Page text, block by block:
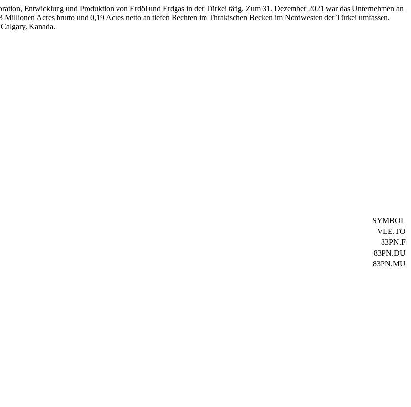
Entwicklung und Produktion von Erdöl und Erdgas in der Türkei tätig. Zum 31. Dezember 2021 war das Unternehmen an
Acres brutto und 0,19 Acres netto an tiefen Rechten im Thrakischen Becken im Nordwesten der Türkei umfassen.
Kanada.
SYMBOL
VLE.TO
83PN.F
83PN.DU
83PN.MU